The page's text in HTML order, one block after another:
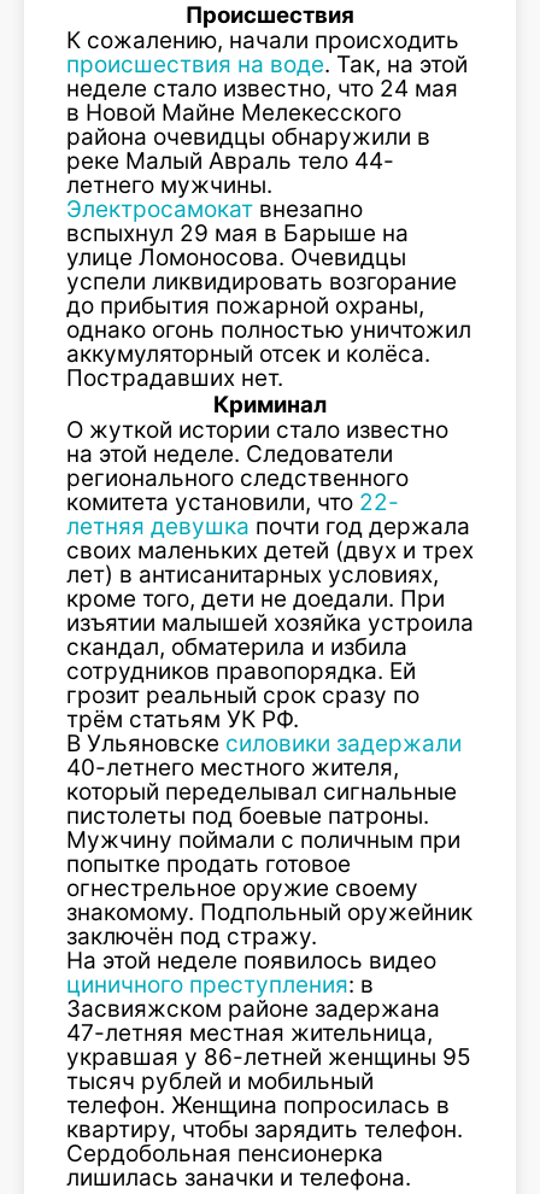
Происшествия
К сожалению, начали происходить
происшествия на воде. Так, на этой
неделе стало известно, что 24 мая
в Новой Майне Мелекесского
района очевидцы обнаружили в
реке Малый Авраль тело 44-
летнего мужчины.
Электросамокат внезапно
вспыхнул 29 мая в Барыше на
улице Ломоносова. Очевидцы
успели ликвидировать возгорание
до прибытия пожарной охраны,
однако огонь полностью уничтожил
аккумуляторный отсек и колёса.
Пострадавших нет.
Криминал
О жуткой истории стало известно
на этой неделе. Следователи
регионального следственного
комитета установили, что 22-
летняя девушка почти год держала
своих маленьких детей (двух и трех
лет) в антисанитарных условиях,
кроме того, дети не доедали. При
изъятии малышей хозяйка устроила
скандал, обматерила и избила
сотрудников правопорядка. Ей
грозит реальный срок сразу по
трём статьям УК РФ.
В Ульяновске силовики задержали
40-летнего местного жителя,
который переделывал сигнальные
пистолеты под боевые патроны.
Мужчину поймали с поличным при
попытке продать готовое
огнестрельное оружие своему
знакомому. Подпольный оружейник
заключён под стражу.
На этой неделе появилось видео
циничного преступления: в
Засвияжском районе задержана
47-летняя местная жительница,
укравшая у 86-летней женщины 95
тысяч рублей и мобильный
телефон. Женщина попросилась в
квартиру, чтобы зарядить телефон.
Сердобольная пенсионерка
лишилась заначки и телефона.